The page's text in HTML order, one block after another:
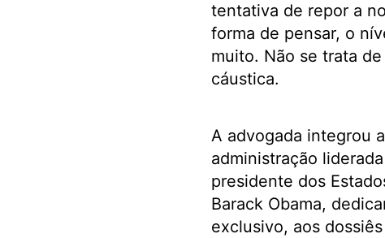
tentativa de repor a
forma de pensar, o
muito. Não se trata
cáustica.
A advogada integrou a
administração
presidente dos
Barack Obama,
exclusivo, aos